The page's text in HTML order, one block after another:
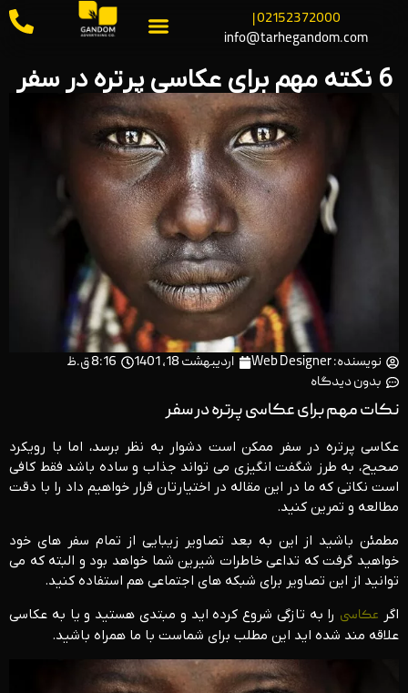
02152372000 |
info@tarhegandom.com
6 نکته مهم برای عکاسی پرتره در سفر
نویسنده: اردیبهشت 18, 1401
8:16 ق.ظ
بدون دیدگاه
نکات مهم برای عکاسی پرتره در سفر
عکاسی پرتره در سفر ممکن است دشوار به نظر برسد، اما با رویکرد
صحیح، به طرز شگفت انگیزی می تواند جذاب و ساده باشد فقط کافی
است نکاتی که ما در این مقاله در اختیارتان قرار خواهیم داد را با دقت
مطالعه و تمرین کنید.
مطمئن باشید از این به بعد تصاویر زیبایی از تمام سفر های خود
خواهید گرفت که تداعی خاطرات شیرین شما خواهد بود و البته که می
توانید از این تصاویر برای شبکه های اجتماعی هم استفاده کنید.
اگر عکاسی را به تازگی شروع کرده اید و مبتدی هستید و یا به عکاسی
علاقه مند شده اید این مطلب برای شماست با ما همراه باشید.